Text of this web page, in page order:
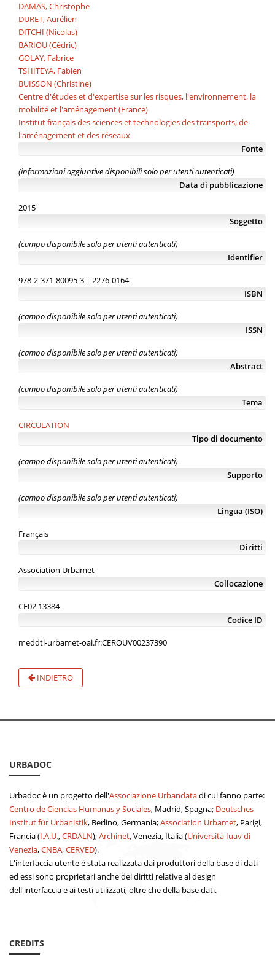
DAMAS, Christophe
DURET, Aurélien
DITCHI (Nicolas)
BARIOU (Cédric)
GOLAY, Fabrice
TSHITEYA, Fabien
BUISSON (Christine)
Centre d'études et d'expertise sur les risques, l'environnement, la
mobilité et l'aménagement (France)
Institut français des sciences et technologies des transports, de
l'aménagement et des réseaux
Fonte
(informazioni aggiuntive disponibili solo per utenti autenticati)
Data di pubblicazione
2015
Soggetto
(campo disponibile solo per utenti autenticati)
Identifier
978-2-371-80095-3 | 2276-0164
ISBN
(campo disponibile solo per utenti autenticati)
ISSN
(campo disponibile solo per utenti autenticati)
Abstract
(campo disponibile solo per utenti autenticati)
Tema
CIRCULATION
Tipo di documento
(campo disponibile solo per utenti autenticati)
Supporto
(campo disponibile solo per utenti autenticati)
Lingua (ISO)
Français
Diritti
Association Urbamet
Collocazione
CE02 13384
Codice ID
meddtl-urbamet-oai.fr:CEROUV00237390
INDIETRO
URBADOC
Urbadoc è un progetto dell'Associazione Urbandatadi cui fanno parte:
Centro de Ciencias Humanas y Sociales, Madrid, Spagna; Deutsches
Institut für Urbanistik, Berlino, Germania;Association Urbamet, Parigi,
Francia (I.A.U.,CRDALN);Archinet, Venezia, Italia (Università Iuav di
Venezia,CNBA,CERVED).
L'interfaccia utente è stata realizzata dai produttori della base di dati
ed essi sono proprietari anche dei diritti relative al design
dell'interfaccia e ai testi utilizzati, oltre che della base dati.
CREDITS